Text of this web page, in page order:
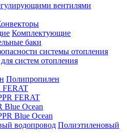
вентилями
Комплектующие
баки
системы отопления
систем отопления
Полипропилен
FERAT
FERAT
Blue Ocean
Blue Ocean
Полиэтиленовый